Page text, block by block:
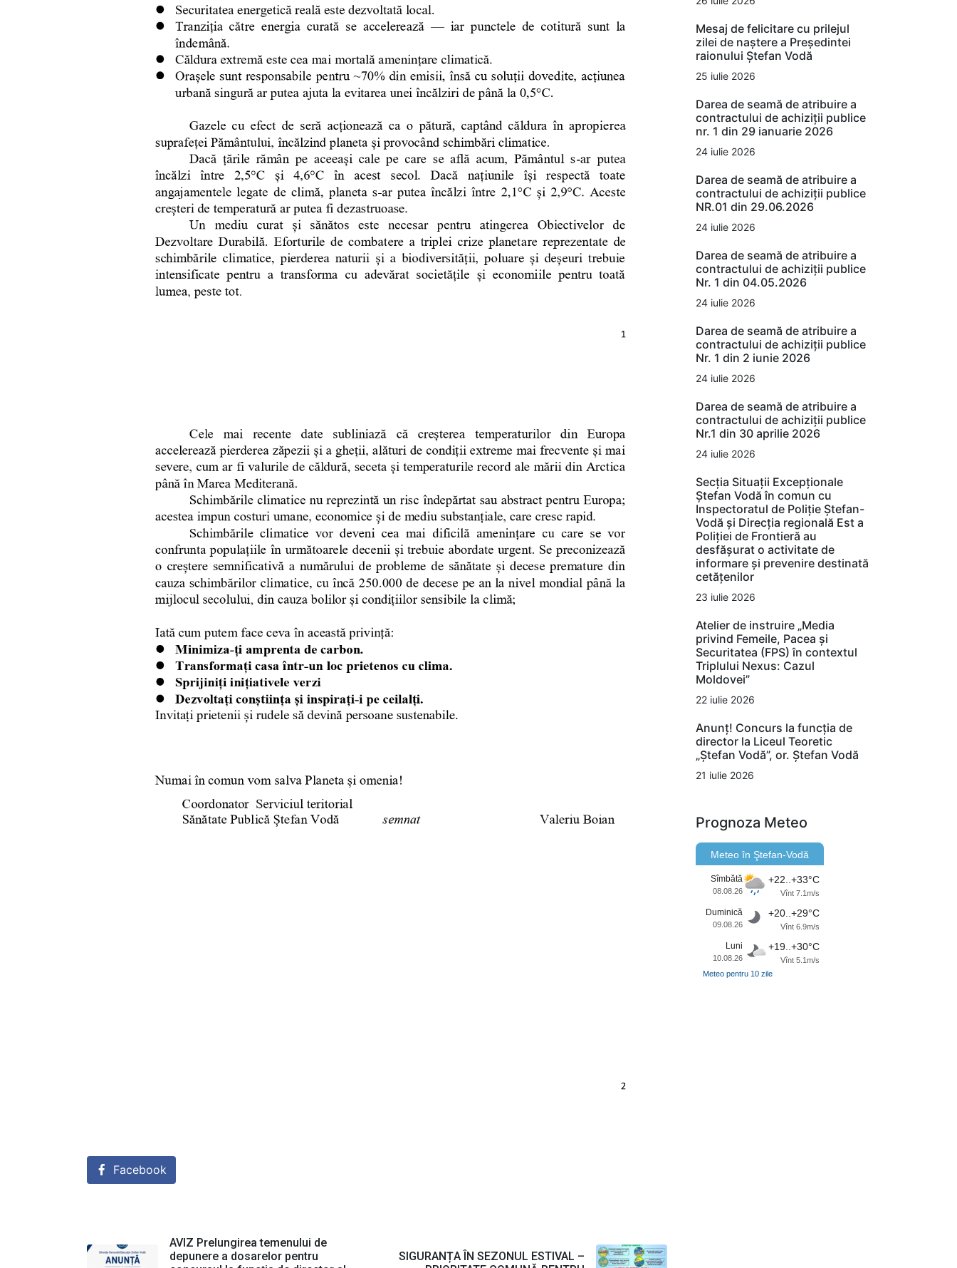
Facebook
AVIZ Prelungirea temenului de
depunere a dosarelor pentru
SIGURANȚA ÎN SEZONUL ESTIVAL –
Mesaj de felicitare cu prilejul
zilei de naștere a Președintei
raionului Ștefan Vodă
25 iulie 2026
Darea de seamă de atribuire a
contractului de achiziții publice
nr. 1 din 29 ianuarie 2026
24 iulie 2026
Darea de seamă de atribuire a
contractului de achiziții publice
NR.01 din 29.06.2026
24 iulie 2026
Darea de seamă de atribuire a
contractului de achiziții publice
Nr. 1 din 04.05.2026
24 iulie 2026
Darea de seamă de atribuire a
contractului de achiziții publice
Nr. 1 din 2 iunie 2026
24 iulie 2026
Darea de seamă de atribuire a
contractului de achiziții publice
Nr.1 din 30 aprilie 2026
24 iulie 2026
Secția Situații Excepționale
Ștefan Vodă în comun cu
Inspectoratul de Poliție Ștefan-
Vodă și Direcția regională Est a
Poliției de Frontieră au
desfășurat o activitate de
informare și prevenire destinată
cetățenilor
23 iulie 2026
Atelier de instruire „Media
privind Femeile, Pacea și
Securitatea (FPS) în contextul
Triplului Nexus: Cazul
Moldovei”
22 iulie 2026
Anunț! Concurs la funcția de
director la Liceul Teoretic
„Ștefan Vodă”, or. Ștefan Vodă
21 iulie 2026
Prognoza Meteo
Meteo în Ştefan-Vodă
Sîmbătă
08.08.26
+22..+33°C
Vînt 7.1m/s
Duminică
09.08.26
+20..+29°C
Vînt 6.9m/s
Luni
10.08.26
+19..+30°C
Vînt 5.1m/s
Meteo pentru 10 zile